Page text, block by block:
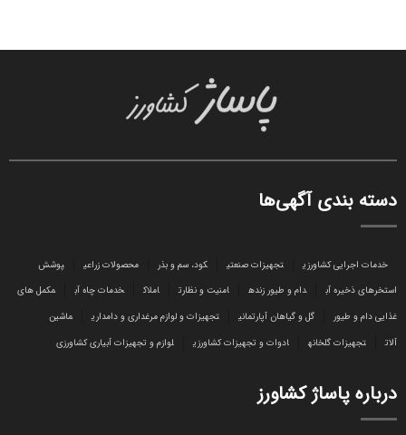
دسته بندی آگهی‌ها
خدمات اجرایی کشاورزی تجهیزات صنعتی کود، سم و بذر محصولات زراعی
پوشش
استخرهای ذخیره آب
دام و طیور زنده امنیت و نظارت املاک خدمات چاه آب
مکمل های
غذایی دام و طیور
گل و گیاهان آپارتمانی تجهیزات و لوازم مرغداری و دامداری
ماشین
آلات
تجهیزات گلخانه ادوات و تجهیزات کشاورزی لوازم و تجهیزات آبیاری کشاورزی
درباره پاساژ کشاورز